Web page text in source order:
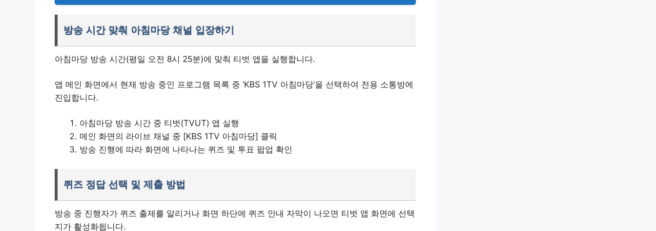
방송 시간 맞춰 아침마당 채널 입장하기
아침마당 방송 시간(평일 오전 8시 25분)에 맞춰 티벗 앱을 실행합니다.
앱 메인 화면에서 현재 방송 중인 프로그램 목록 중 ‘KBS 1TV 아침마당’을 선택하여 전용 소통방에
진입합니다.
아침마당 방송 시간 중 티벗(TVUT) 앱 실행
메인 화면의 라이브 채널 중 [KBS 1TV 아침마당] 클릭
방송 진행에 따라 화면에 나타나는 퀴즈 및 투표 팝업 확인
퀴즈 정답 선택 및 제출 방법
방송 중 진행자가 퀴즈 출제를 알리거나 화면 하단에 퀴즈 안내 자막이 나오면 티벗 앱 화면에 선택
지가 활성화됩니다.